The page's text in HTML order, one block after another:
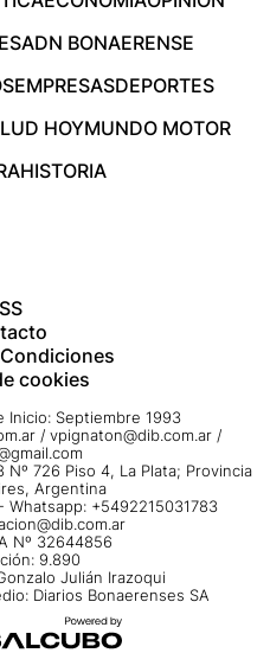
ADN BONAERENSE
EMPRESASDEPORTES
HOYMUNDO MOTOR
HISTORIA
cookies
Inicio: Septiembre 1993
/ vpignaton@dib.com.ar /
726 Piso 4, La Plata; Provincia
Argentina
+5492215031783
Nº 32644856
9.890
Julián Irazoqui
Diarios Bonaerenses SA